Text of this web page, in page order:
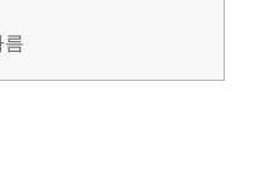
름